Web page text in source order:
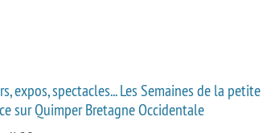
expos, spectacles... Les Semaines de la petite
sur Quimper Bretagne Occidentale